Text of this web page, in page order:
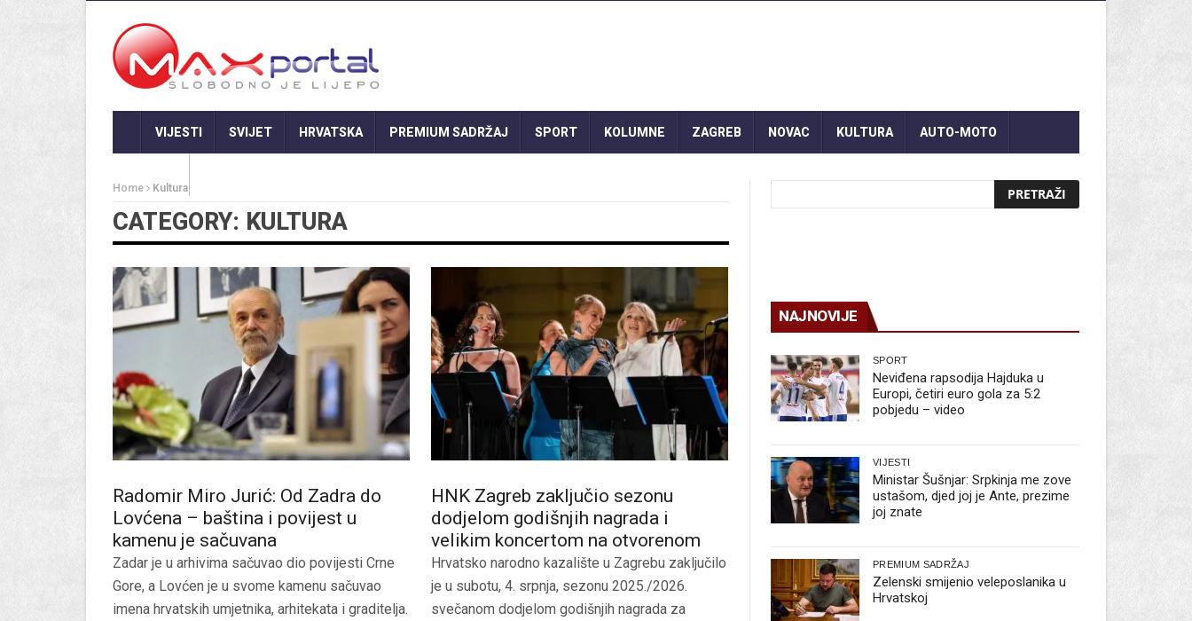
VIJESTI SVIJET HRVATSKA PREMIUM SADRŽAJ SPORT KOLUMNE ZAGREB NOVAC KULTURA AUTO-MOTO
Home Kultura
CATEGORY: KULTURA
Radomir Miro Jurić: Od Zadra do
Lovćena – baština i povijest u
kamenu je sačuvana
Zadar je u arhivima sačuvao dio povijesti Crne
Gore, a Lovćen je u svome kamenu sačuvao
imena hrvatskih umjetnika, arhitekata i graditelja.
HNK Zagreb zaključio sezonu
dodjelom godišnjih nagrada i
velikim koncertom na otvorenom
Hrvatsko narodno kazalište u Zagrebu zaključilo
je u subotu, 4. srpnja, sezonu 2025./2026.
svečanom dodjelom godišnjih nagrada za
NAJNOVIJE
SPORT
Neviđena rapsodija Hajduka u
Europi, četiri euro gola za 5:2
pobjedu – video
VIJESTI
Ministar Šušnjar: Srpkinja me zove
ustašom, djed joj je Ante, prezime
joj znate
PREMIUM SADRŽAJ
Zelenski smijenio veleposlanika u
Hrvatskoj